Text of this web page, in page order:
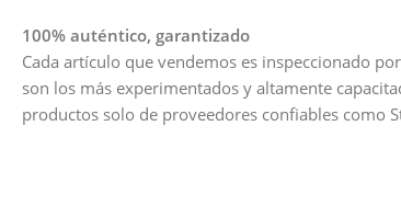
100% auténtico, garantizado
Cada artículo que vendemos es inspeccionado
son los más experimentados y altamente
productos solo de proveedores confiables como